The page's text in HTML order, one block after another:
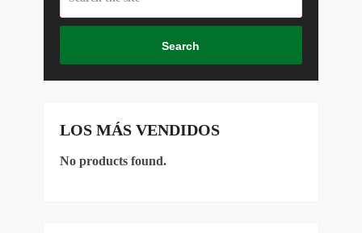
Search
LOS MÁS VENDIDOS
No products found.